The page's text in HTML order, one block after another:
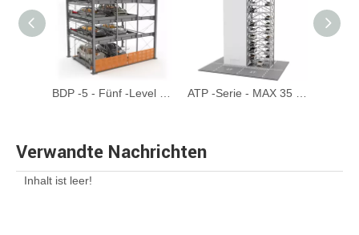
Verwandte Nachrichten
Inhalt ist leer!